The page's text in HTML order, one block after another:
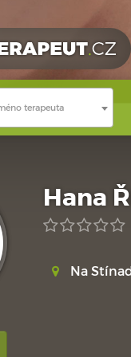
terapeuta
Hana
Na